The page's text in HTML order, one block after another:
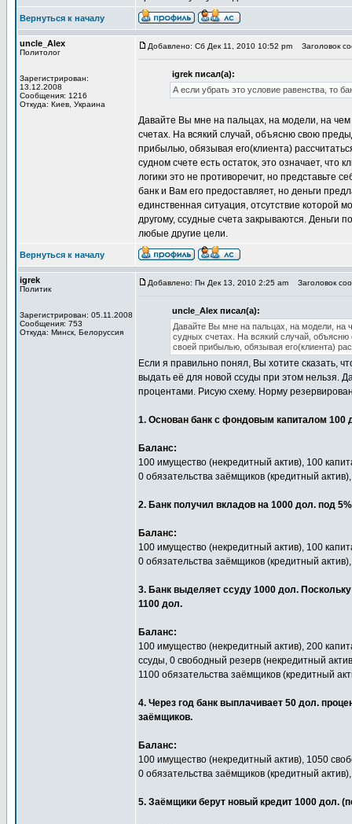
Вернуться к началу
uncle_Alex
Политолог
Зарегистрирован:
13.12.2008
Сообщения: 1216
Откуда: Киев, Украина
Добавлено: Сб Дек 11, 2010 10:52 pm Заголовок
igrek писал(а):
А если убрать это условие равенства, то
Давайте Вы мне на пальцах, на модели, на
счетах. На всякий случай, объясню свою
прибылью, обязывая его(клиента)
судном счете есть остаток, это означает,
логики это не противоречит, но представьте
банк и Вам его предоставляет, но деньги
единственная ситуация, отсутствие которой
другому, ссудные счета закрываются. Деньги
любые другие цели.
Вернуться к началу
igrek
Политик
Зарегистрирован: 05.11.2008
Сообщения: 753
Откуда: Минск, Белоруссия
Добавлено: Пн Дек 13, 2010 2:25 am Заголовок
uncle_Alex писал(а):
Давайте Вы мне на пальцах, на модели, на
судных счетах. На всякий случай,
своей прибылью, обязывая его(клиента)
Если я правильно понял, Вы хотите сказать,
выдать её для новой ссуды при этом нельзя.
процентами. Рисую схему. Норму
1. Основан банк с фондовым капиталом 100
Баланс:
100 имущество (некредитный актив), 100
0 обязательства заёмщиков (кредитный
2. Банк получил вкладов на 1000 дол. под
Баланс:
100 имущество (некредитный актив), 100
0 обязательства заёмщиков (кредитный
3. Банк выделяет ссуду 1000 дол.
1100 дол.
Баланс:
100 имущество (некредитный актив), 200
ссуды, 0 свободный резерв (некредитный
1100 обязательства заёмщиков (кредитный
4. Через год банк выплачивает 50 дол.
заёмщиков.
Баланс:
100 имущество (некредитный актив), 1050
0 обязательства заёмщиков (кредитный
5. Заёмщики берут новый кредит 1000 дол.